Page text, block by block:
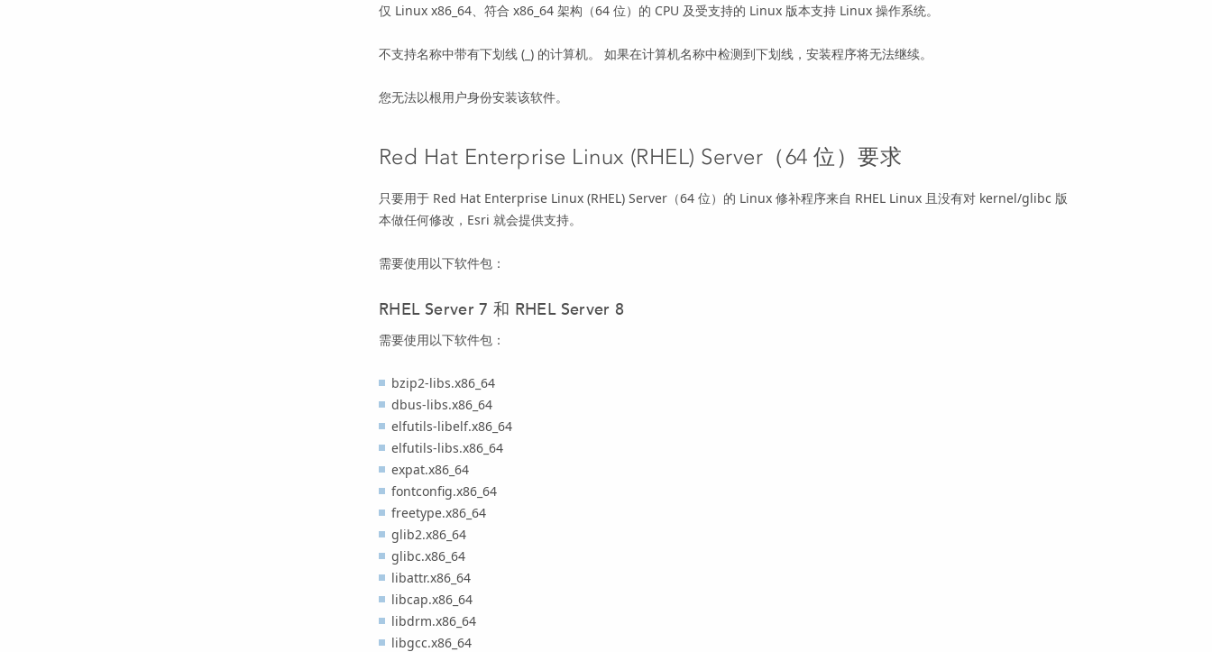
仅 Linux x86_64、符合 x86_64 架构（64 位）的 CPU 及受支持的 Linux 版本支持 Linux 操作系统。
不支持名称中带有下划线 (_) 的计算机。 如果在计算机名称中检测到下划线，安装程序将无法继续。
您无法以根用户身份安装该软件。
Red Hat Enterprise Linux (RHEL) Server （64 位）要求
只要用于 Red Hat Enterprise Linux (RHEL) Server （64 位）的 Linux 修补程序来自 RHEL Linux 且没有对 kernel/glibc 版
本做任何修改，Esri 就会提供支持。
需要使用以下软件包：
RHEL Server 7 和 RHEL Server 8
需要使用以下软件包：
bzip2-libs.x86_64
dbus-libs.x86_64
elfutils-libelf.x86_64
elfutils-libs.x86_64
expat.x86_64
fontconfig.x86_64
freetype.x86_64
glib2.x86_64
glibc.x86_64
libattr.x86_64
libcap.x86_64
libdrm.x86_64
libgcc.x86_64